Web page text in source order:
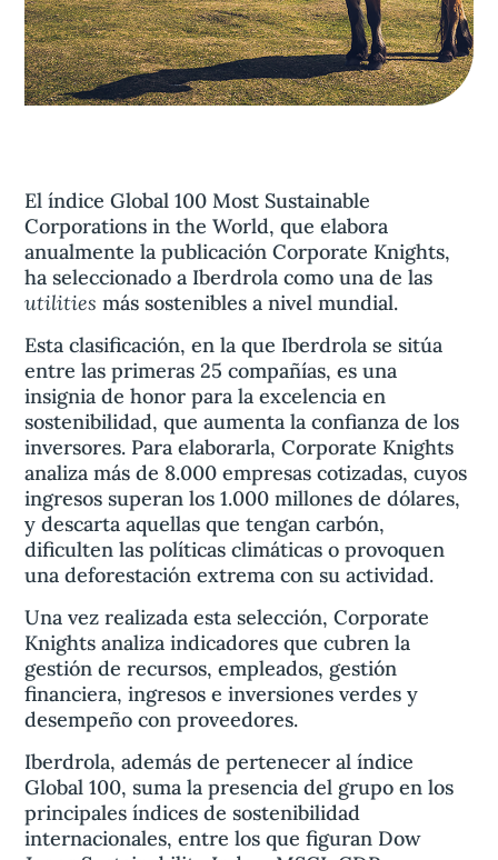
Contacta
El índice Global 100 Most Sustainable
Corporations in the World, que elabora
anualmente la publicación Corporate Knights,
ha seleccionado a Iberdrola como una de las
utilities más sostenibles a nivel mundial.
Esta clasificación, en la que Iberdrola se sitúa
entre las primeras 25 compañías, es una
insignia de honor para la excelencia en
sostenibilidad, que aumenta la confianza de los
inversores. Para elaborarla, Corporate Knights
analiza más de 8.000 empresas cotizadas, cuyos
ingresos superan los 1.000 millones de dólares,
y descarta aquellas que tengan carbón,
dificulten las políticas climáticas o provoquen
una deforestación extrema con su actividad.
Una vez realizada esta selección, Corporate
Knights analiza indicadores que cubren la
gestión de recursos, empleados, gestión
financiera, ingresos e inversiones verdes y
desempeño con proveedores.
Iberdrola, además de pertenecer al índice
Global 100, suma la presencia del grupo en los
principales índices de sostenibilidad
internacionales, entre los que figuran Dow